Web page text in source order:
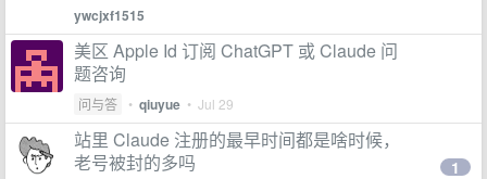
ywcjxf1515
美区 Apple Id 订阅 ChatGPT 或 Claude 问
题咨询
问与答 • qiuyue • Jul 29
站里 Claude 注册的最早时间都是啥时候，
老号被封的多吗
1